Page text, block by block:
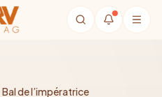
Bal de l’impératrice